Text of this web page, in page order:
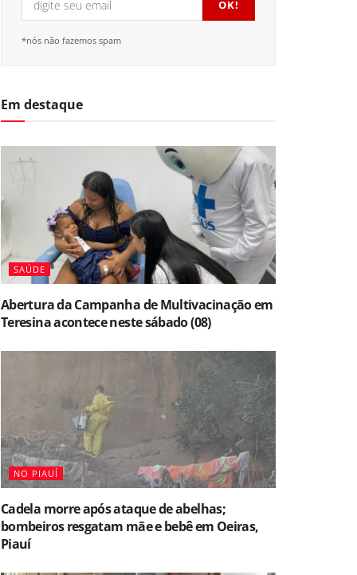
*nós não fazemos spam
Em destaque
SAÚDE
Abertura da Campanha de Multivacinação em
Teresina acontece neste sábado (08)
NO PIAUÍ
Cadela morre após ataque de abelhas;
bombeiros resgatam mãe e bebê em Oeiras,
Piauí